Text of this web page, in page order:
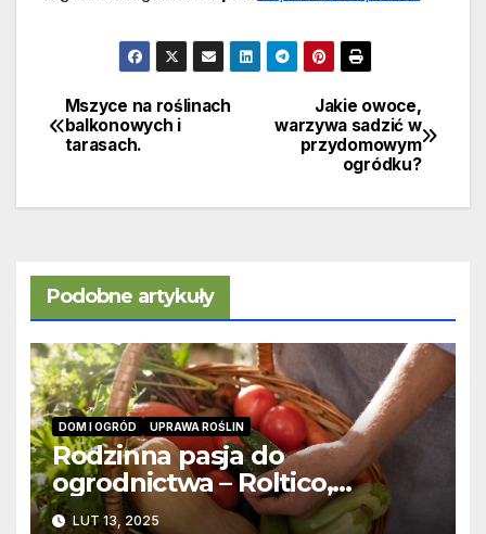
Nawigacja
wpisu
Jakie owoce,
warzywa sadzić w
przydomowym
ogródku?
Mszyce na roślinach
balkonowych i
tarasach.
Podobne artykuły
DOM I OGRÓD UPRAWA ROŚLIN
Rodzinna pasja do
ogrodnictwa – Roltico,
producent nasion najwyższej
LUT 13, 2025